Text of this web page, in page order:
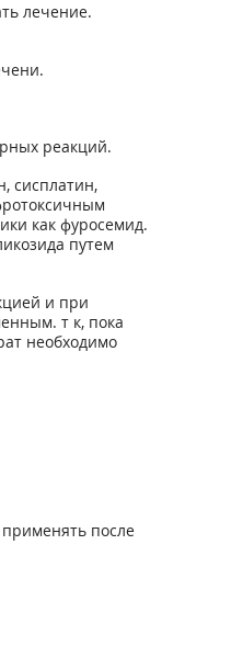
лечение.
реакций.
сисплатин,
как фуросемид.
путем
и при
т к, пока
необходимо
после